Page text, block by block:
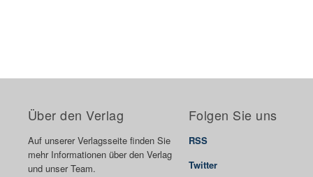
Über den Verlag
Auf unserer Verlagsseite finden Sie
mehr Informationen über den Verlag
und unser Team.
Folgen Sie uns
RSS
Twitter